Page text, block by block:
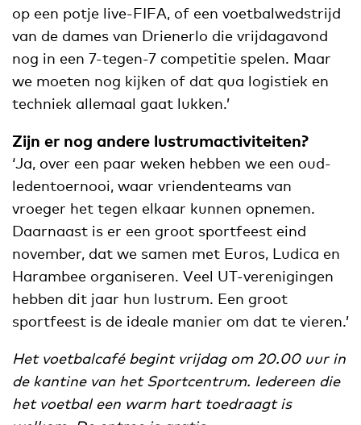
op een potje live-FIFA, of een voetbalwedstrijd
van de dames van Drienerlo die vrijdagavond
nog in een 7-tegen-7 competitie spelen. Maar
we moeten nog kijken of dat qua logistiek en
techniek allemaal gaat lukken.’
Zijn er nog andere lustrumactiviteiten?
‘Ja, over een paar weken hebben we een oud-
ledentoernooi, waar vriendenteams van
vroeger het tegen elkaar kunnen opnemen.
Daarnaast is er een groot sportfeest eind
november, dat we samen met Euros, Ludica en
Harambee organiseren. Veel UT-verenigingen
hebben dit jaar hun lustrum. Een groot
sportfeest is de ideale manier om dat te vieren.’
Het voetbalcafé begint vrijdag om 20.00 uur in
de kantine van het Sportcentrum. Iedereen die
het voetbal een warm hart toedraagt is